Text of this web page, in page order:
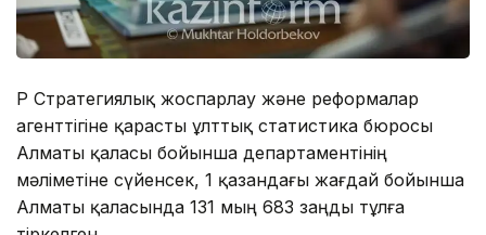
ҚР Стратегиялық жоспарлау және реформалар
агенттігіне қарасты ұлттық статистика бюросы
Алматы қаласы бойынша департаментінің
мәліметіне сүйенсек, 1 қазандағы жағдай бойынша
Алматы қаласында 131 мың 683 заңды тұлға